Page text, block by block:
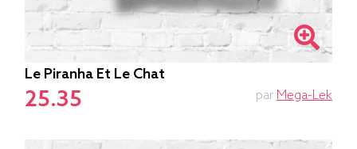
Le Piranha Et Le Chat
25.35 par Mega-Lek